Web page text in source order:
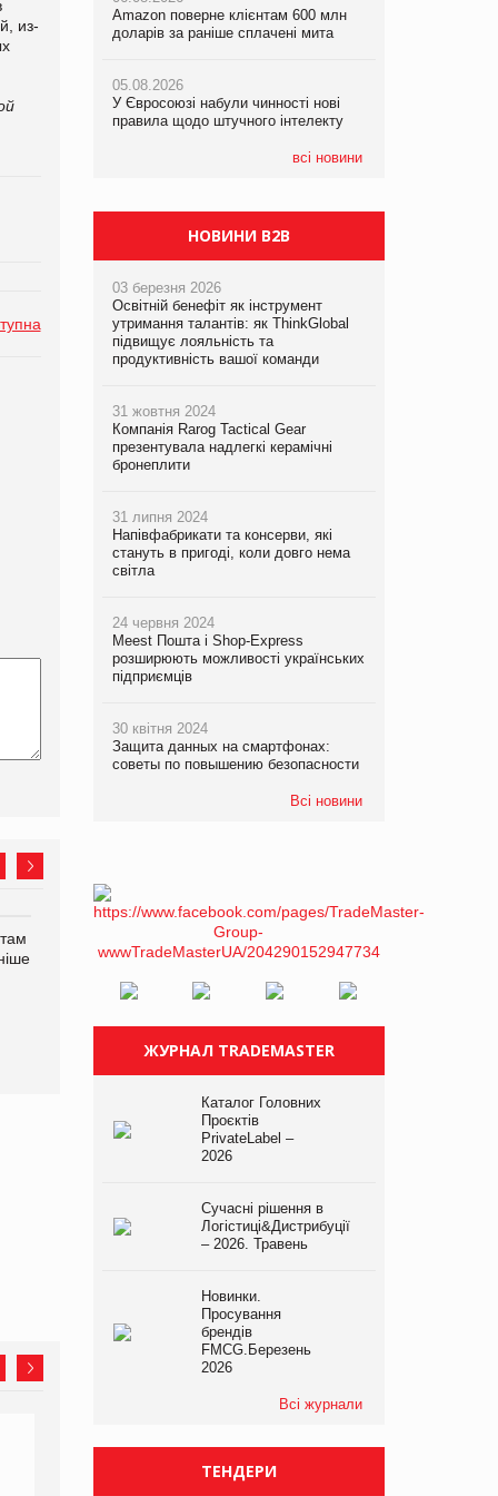
из-
У Євросоюзі набули
чинності нові правила
щодо штучного інтелекту
вимагає від Google
компенсацію за втрату 6,9
трлн рекламних показів
Amazon поверне клієнтам 600 млн
доларів за раніше сплачені мита
05.08.2026
У Євросоюзі набули чинності нові
правила щодо штучного інтелекту
всі новини
Amazon поверне клієнтам 600 млн
доларів за раніше сплачені мита
05.08.2026
У Євросоюзі набули чинності нові
правила щодо штучного інтелекту
правила щодо штучного інтелекту
Рекламна платформа вимагає від
Google компенсацію за втрату 6,9
трлн рекламних показів
НОВИНИ B2B
03 березня 2026
Освітній бенефіт як інструмент
утримання талантів: як ThinkGlobal
підвищує лояльність та
продуктивність вашої команди
31 жовтня 2024
Компанія Rarog Tactical Gear
презентувала надлегкі керамічні
бронеплити
31 липня 2024
Напівфабрикати та консерви, які
стануть в пригоді, коли довго нема
світла
24 червня 2024
Meest Пошта і Shop-Express
розширюють можливості українських
підприємців
30 квітня 2024
Защита данных на смартфонах:
советы по повышению безопасности
Всі новини
ЖУРНАЛ TRADEMASTER
Каталог Головних
Проєктів
PrivateLabel –
2026
Сучасні рішення в
Логістиці&Дистрибуції
– 2026. Травень
Новинки.
Просування
брендів
FMCG.Березень
2026
Всі журнали
ТЕНДЕРИ